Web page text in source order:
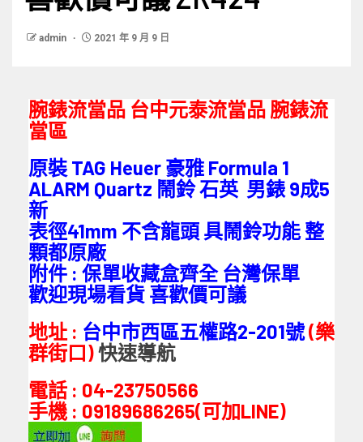
admin 2021 年 9 月 9 日
腕錶流當品 台中元泰流當品 腕錶流
當區
原裝 TAG Heuer 豪雅 Formula 1
ALARM Quartz 鬧鈴 石英 男錶 9成5
新
表徑41mm 不含龍頭 具鬧鈴功能 整
顆都原廠
附件 : 保單收藏盒齊全 台灣保單
歡迎現場看貨 喜歡價可議
地址 : 台中市西區五權路2-201號(樂
群街口)快速導航
電話 : 04-23750566
手機 : 09189686265(可加LINE)